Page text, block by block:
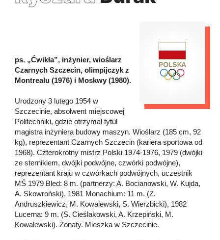
ps. „Ćwikła”, inżynier, wioślarz
Czarnych Szczecin, olimpijczyk z
Montrealu (1976) i Moskwy (1980).
Urodzony 3 lutego 1954 w
Szczecinie, absolwent miejscowej
Politechniki, gdzie otrzymał tytuł
magistra inżyniera budowy maszyn. Wioślarz (185 cm, 92
kg), reprezentant Czarnych Szczecin (kariera sportowa od
1968). Czterokrotny mistrz Polski 1974-1976, 1979 (dwójki
ze sternikiem, dwójki podwójne, czwórki podwójne),
reprezentant kraju w czwórkach podwójnych, uczestnik
MŚ 1979 Bled: 8 m. (partnerzy: A. Bocianowski, W. Kujda,
A. Skowroński), 1981 Monachium: 11 m. (Z.
Andruszkiewicz, M. Kowalewski, S. Wierzbicki), 1982
Lucerna: 9 m. (S. Cieślakowski, A. Krzepiński, M.
Kowalewski). Żonaty. Mieszka w Szczecinie.